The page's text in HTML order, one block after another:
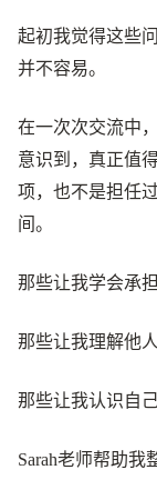
起初我觉得这些
并不容易。
在一次次交流中
意识到，真正值
项，也不是担任
间。
那些让我学会承
那些让我理解他
那些让我认识自
Sarah老师帮助